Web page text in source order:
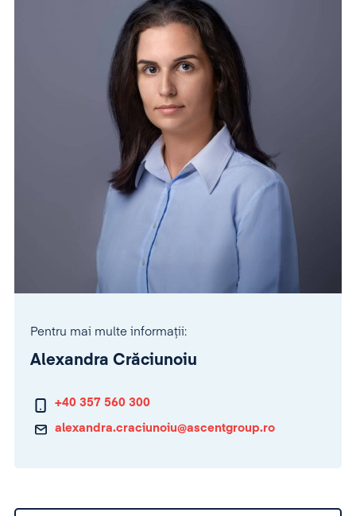
Pentru mai multe informații:
Alexandra Crăciunoiu
+40 357 560 300
alexandra.craciunoiu@ascentgroup.ro